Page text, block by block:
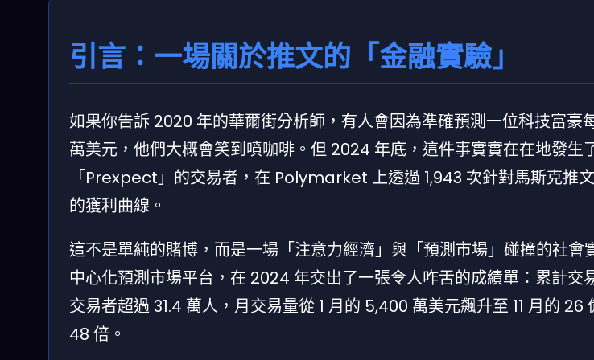
引言：一場關於推文的「金融實驗」
如果你告訴 2020 年的華爾街分析師，有人會因為準確預測一位科技富豪
萬美元，他們大概會笑到噴咖啡。但 2024 年底，這件事實實在在地發
「Prexpect」的交易者，在 Polymarket 上透過 1,943 次針對馬斯克推
的獲利曲線。
這不是單純的賭博，而是一場「注意力經濟」與「預測市場」碰撞的社
中心化預測市場平台，在 2024 年交出了一張令人咋舌的成績單：累計交
交易者超過 31.4 萬人，月交易量從 1 月的 5,400 萬美元飆升至 11 月的
48 倍。